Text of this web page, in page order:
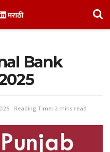
Bank
Reading Time: 2 mins read